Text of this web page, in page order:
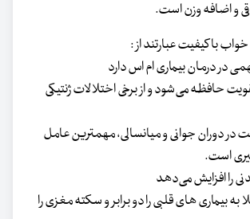
و اضافه وزن است.
با کیفیت عبارتند از :
در درمان بیماری ام اس دارد
حافظه می‌شود و از برخی اختلالات ژنتیکی
در دوران جوانی و میانسالی، مهمترین عامل
است.
را افزایش می‌دهد
به بیماری های قلبی را دو برابر و سکته مغزی را